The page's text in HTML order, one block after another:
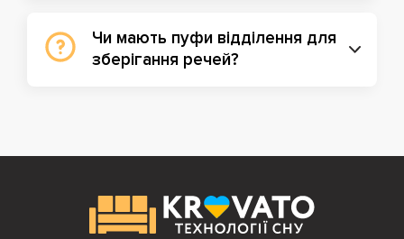
Чи мають пуфи відділення для
зберігання речей?